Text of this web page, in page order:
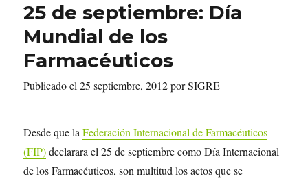
25 de septiembre: Día
Mundial de los
Farmacéuticos
Publicado el 25 septiembre, 2012 por SIGRE
Desde que laFederación Internacional de Farmacéuticos
(FIP)declarara el 25 de septiembre como Día Internacional
de los Farmacéuticos, son multitud los actos que se